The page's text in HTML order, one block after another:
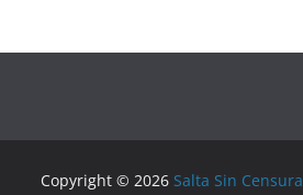
Copyright © 2026 Salta Sin Censura